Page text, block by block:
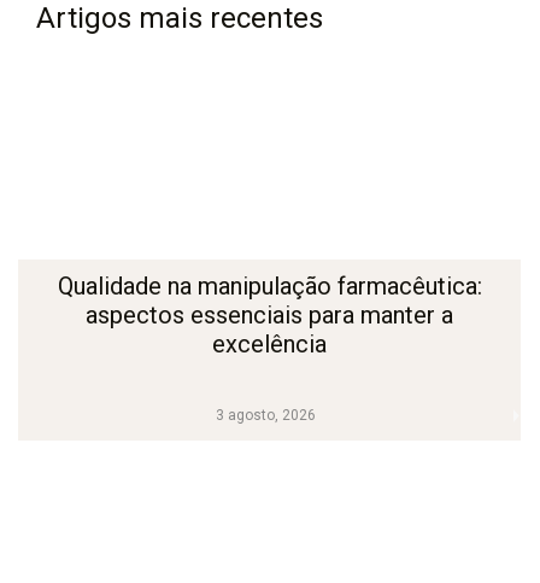
Artigos mais recentes
3 agosto, 2026
Qualidade na manipulação farmacêutica:
aspectos essenciais para manter a
excelência